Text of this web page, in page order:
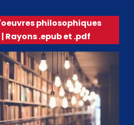
philosophiques
Rayons .epub et .pdf